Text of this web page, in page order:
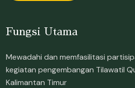
Fungsi Utama
Mewadahi dan memfasilitasi
kegiatan pengembangan Tilawatil
Kalimantan Timur